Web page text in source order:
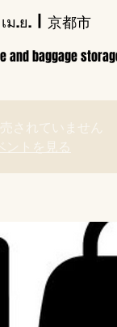
ม.ย.
  |
京都市
and baggage
されていません
ントを見る